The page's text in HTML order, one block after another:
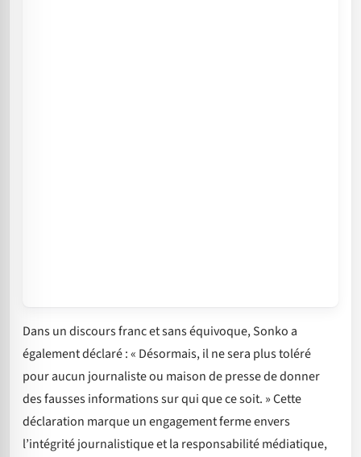
Dans un discours franc et sans équivoque, Sonko a
également déclaré : « Désormais, il ne sera plus toléré
pour aucun journaliste ou maison de presse de donner
des fausses informations sur qui que ce soit. » Cette
déclaration marque un engagement ferme envers
l’intégrité journalistique et la responsabilité médiatique,